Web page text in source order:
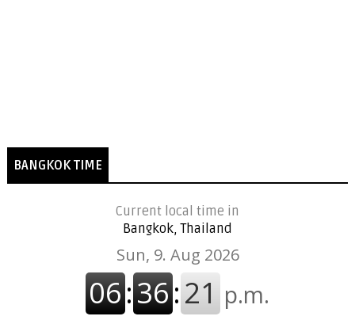
BANGKOK TIME
Current local time in
Bangkok, Thailand